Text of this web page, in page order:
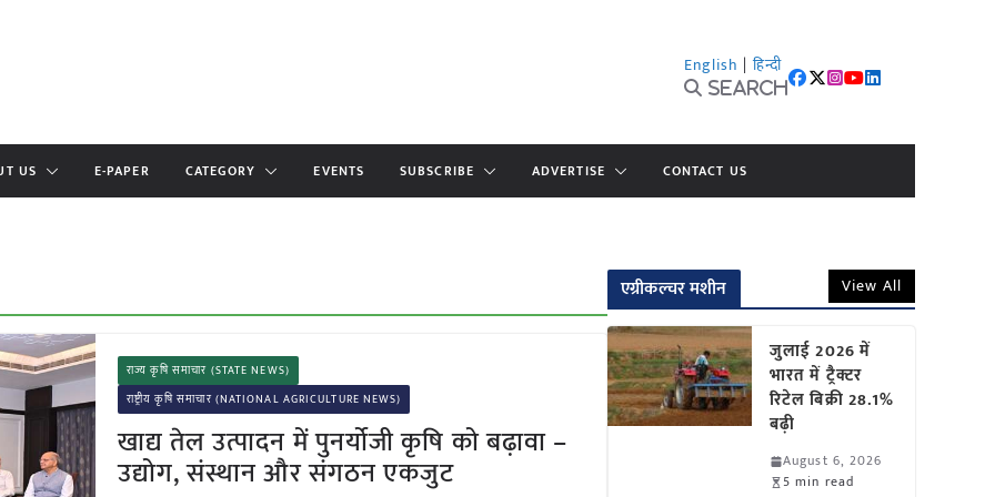
English | हिन्दी
Search
US E-PAPER CATEGORY EVENTS SUBSCRIBE ADVERTISE CONTACT US
राज्य कृषि समाचार (STATE NEWS)
राष्ट्रीय कृषि समाचार (NATIONAL AGRICULTURE NEWS)
खाद्य तेल उत्पादन में पुनर्योजी कृषि को बढ़ावा –
उद्योग, संस्थान और संगठन एकजुट
एग्रीकल्चर मशीन View All
जुलाई 2026 में
भारत में ट्रैक्टर
रिटेल बिक्री 28.1%
बढ़ी
August 6, 2026
5 min read